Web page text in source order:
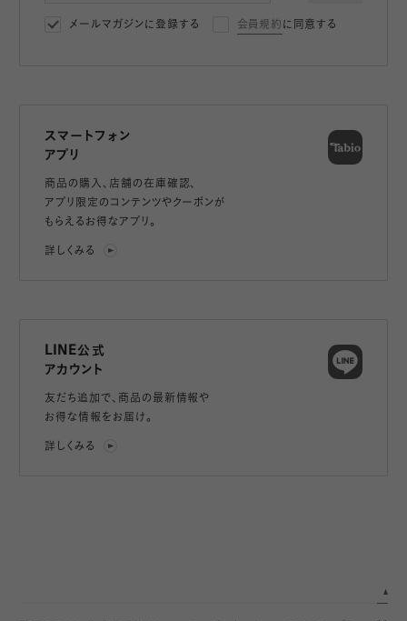
メールマガジンに登録する 会員規約 に同意する
スマートフォン
アプリ
商品の購入、店舗の在庫確認、
アプリ限定のコンテンツやクーポンが
もらえるお得なアプリ。
詳しくみる
LINE公式
アカウント
友だち追加で、 商品の最新情報や
お得な情報をお届け。
詳しくみる